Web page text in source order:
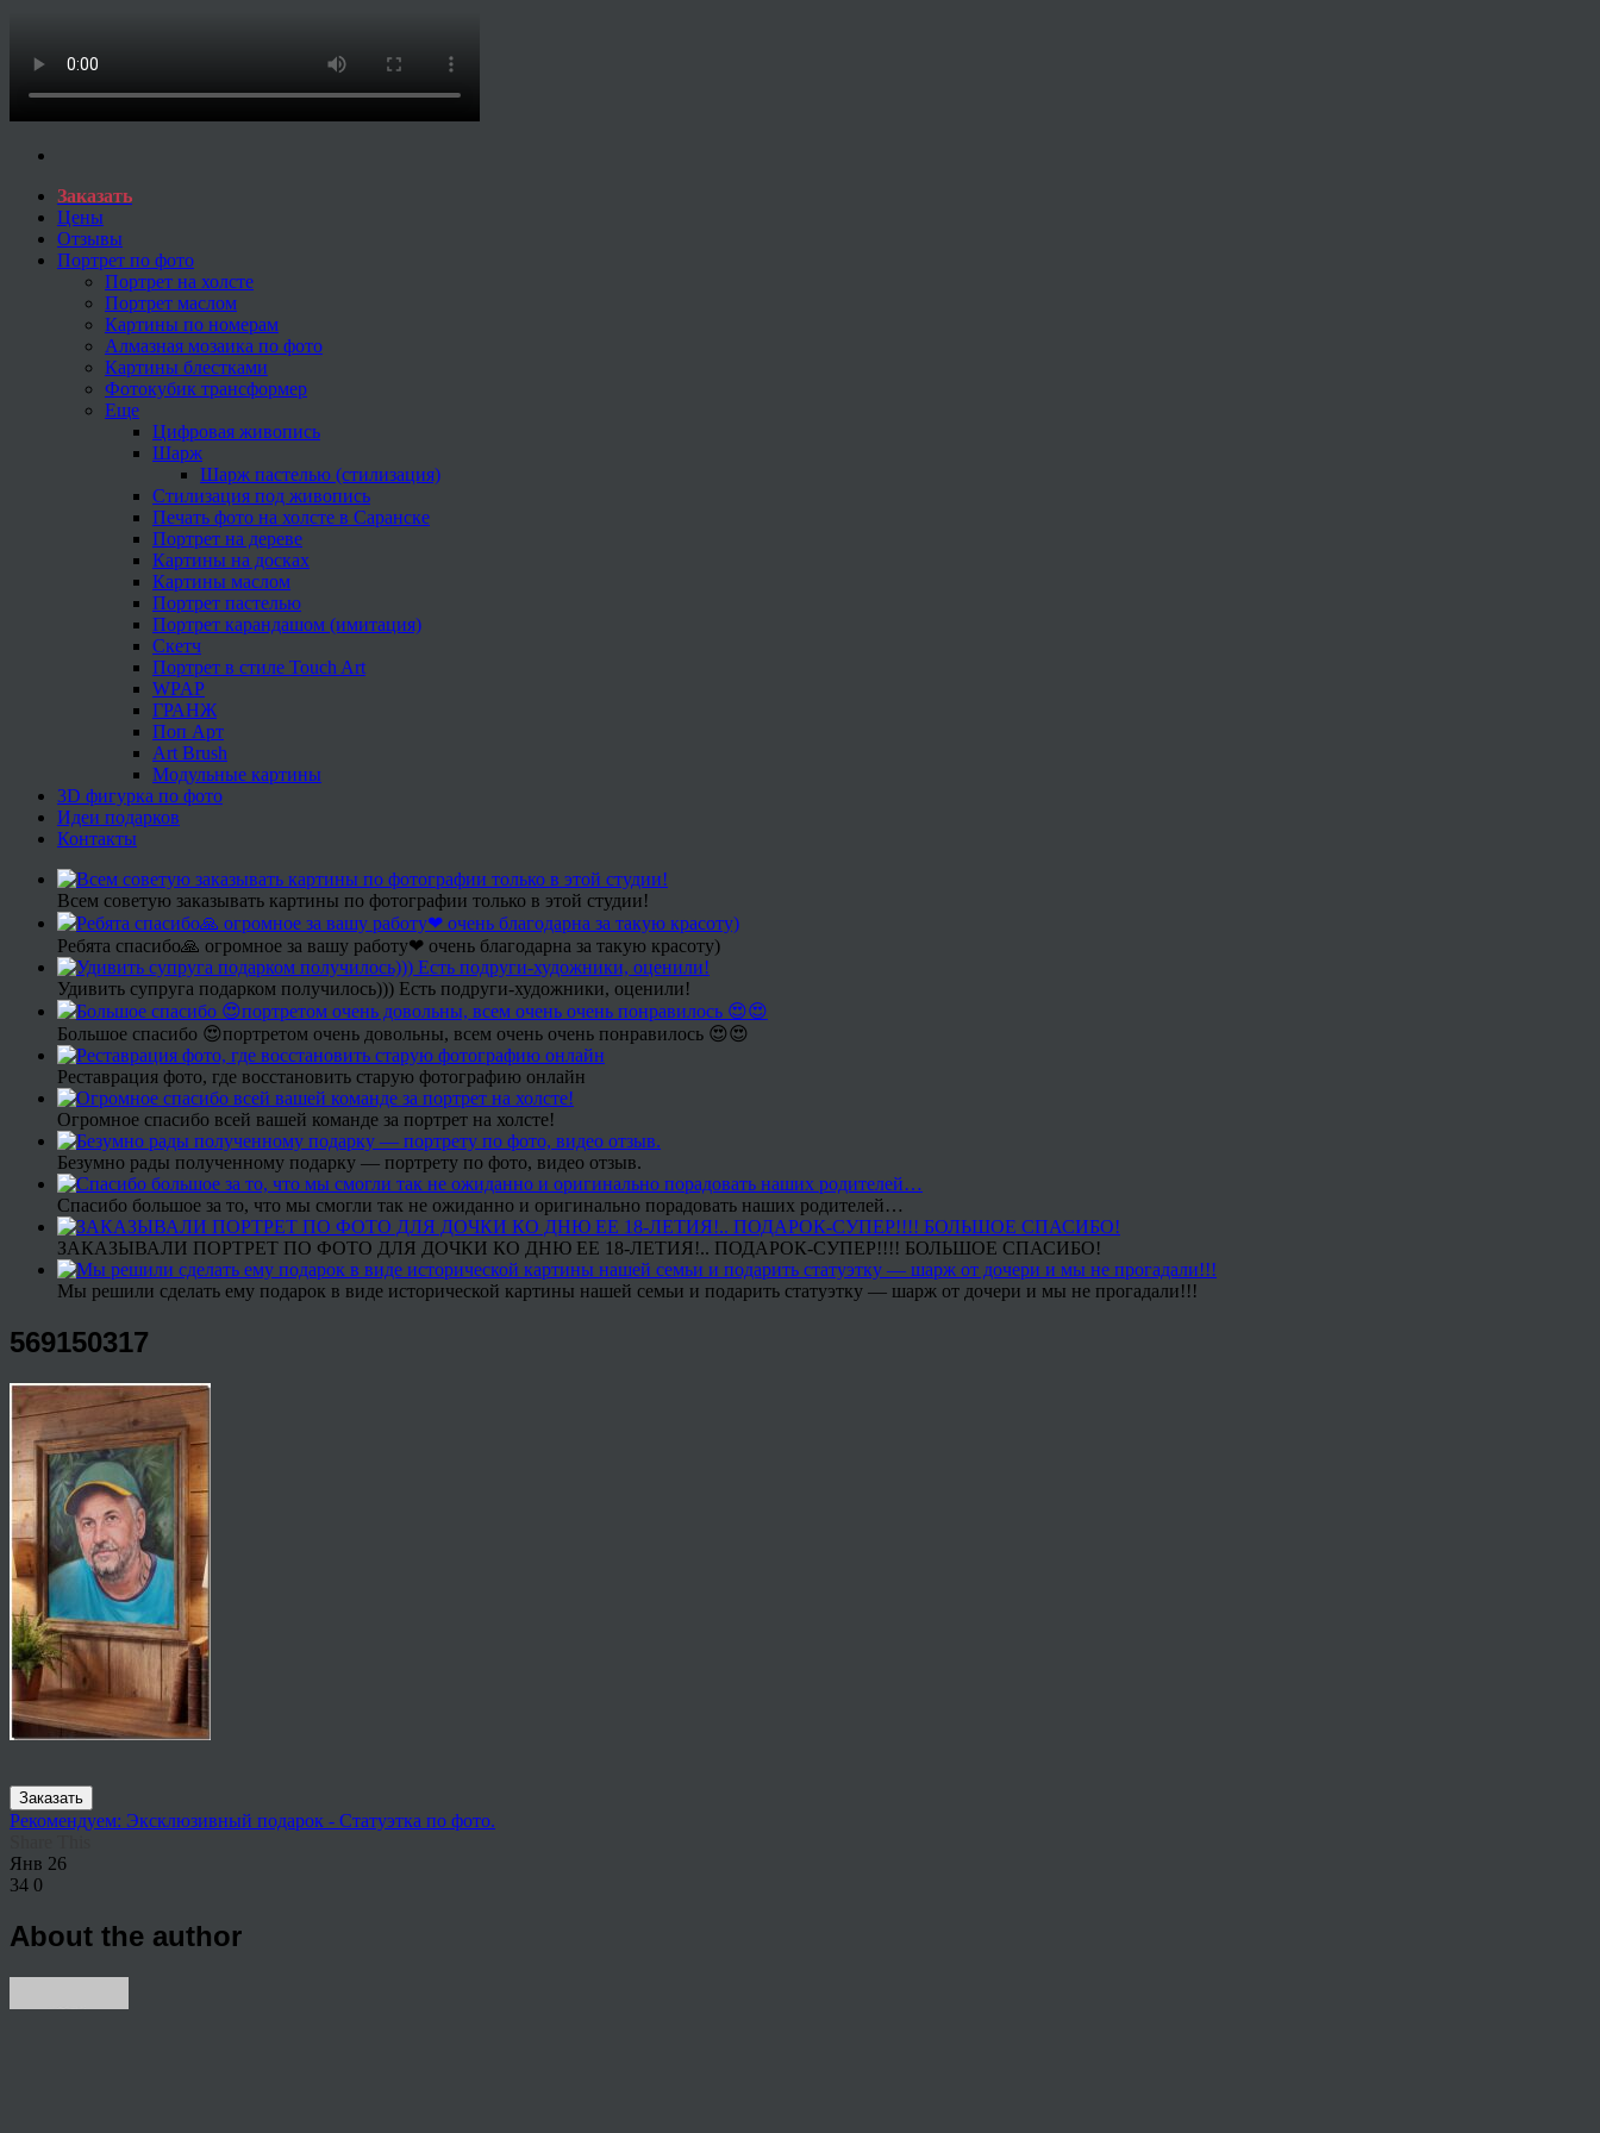
Заказать
Цены
Отзывы
Портрет по фото
Портрет на холсте
Портрет маслом
Картины по номерам
Алмазная мозаика по фото
Картины блестками
Фотокубик трансформер
Еще
Цифровая живопись
Шарж
Шарж пастелью (стилизация)
Стилизация под живопись
Печать фото на холсте в Саранске
Портрет на дереве
Картины на досках
Картины маслом
Портрет пастелью
Портрет карандашом (имитация)
Скетч
Портрет в стиле Touch Art
WPAP
ГРАНЖ
Поп Арт
Art Brush
Модульные картины
3D фигурка по фото
Идеи подарков
Контакты
Всем советую заказывать картины по фотографии только в этой студии!
Ребята спасибо🙏 огромное за вашу работу❤ очень благодарна за такую красоту)
Удивить супруга подарком получилось))) Есть подруги-художники, оценили!
Большое спасибо 😍портретом очень довольны, всем очень очень понравилось 😍😍
Реставрация фото, где восстановить старую фотографию онлайн
Огромное спасибо всей вашей команде за портрет на холсте!
Безумно рады полученному подарку — портрету по фото, видео отзыв.
Спасибо большое за то, что мы смогли так не ожиданно и оригинально порадовать наших родителей…
ЗАКАЗЫВАЛИ ПОРТРЕТ ПО ФОТО ДЛЯ ДОЧКИ КО ДНЮ ЕЕ 18-ЛЕТИЯ!.. ПОДАРОК-СУПЕР!!!! БОЛЬШОЕ СПАСИБО!
Мы решили сделать ему подарок в виде исторической картины нашей семьи и подарить статуэтку — шарж от дочери и мы не прогадали!!!
569150317
Заказать
Рекомендуем: Эксклюзивный подарок - Статуэтка по фото.
Янв 26
34 0
About the author